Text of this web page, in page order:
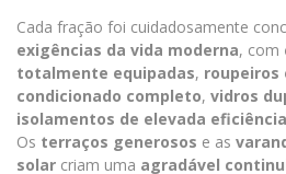
Cada fração foi cuidadosamente
exigências da vida moderna, com
totalmente equipadas, roupeiros
condicionado completo, vidros
isolamentos de elevada eficiência
Os terraços generosos e as
solar criam uma agradável